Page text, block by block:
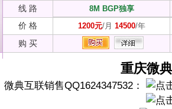
线 路 8M BGP独享
价 格 1200元/月 14500/年
购 买
重庆微
微典互联销售QQ1624347532：